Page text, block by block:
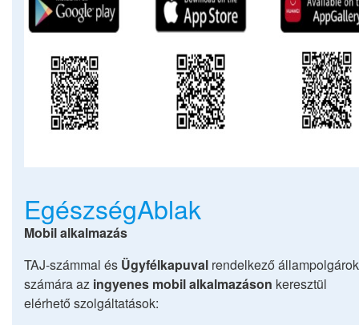
EgészségAblak
Mobil alkalmazás
TAJ-számmal és Ügyfélkapuval rendelkező állampolgárok
számára az ingyenes mobil alkalmazáson keresztül
elérhető szolgáltatások: